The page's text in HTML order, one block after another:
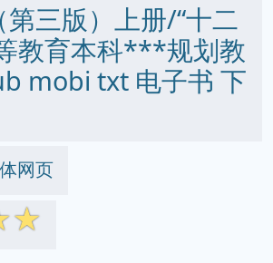
三版）上册/“十二
教育本科***规划教
mobi txt 电子书 下
网页
☆